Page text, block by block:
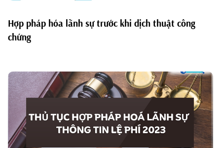
Hợp pháp hóa lãnh sự trước khi dịch thuật công
chứng